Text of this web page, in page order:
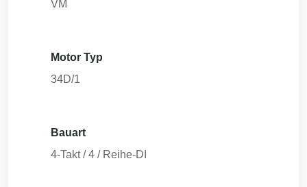
VM
Motor Typ
34D/1
Bauart
4-Takt / 4 / Reihe-DI